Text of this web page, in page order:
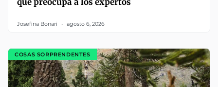
Josefina Bonari agosto 6, 2026
COSAS SORPRENDENTES